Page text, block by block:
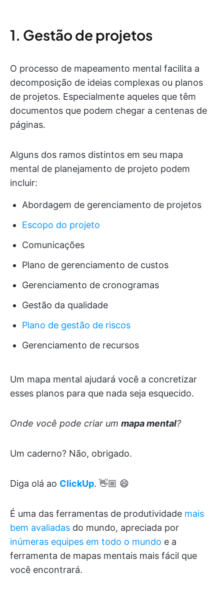
1. Gestão de projetos
O processo de mapeamento mental facilita a
decomposição de ideias complexas ou planos
de projetos. Especialmente aqueles que têm
documentos que podem chegar a centenas de
páginas.
Alguns dos ramos distintos em seu mapa
mental de planejamento de projeto podem
incluir:
Abordagem de gerenciamento de projetos
Escopo do projeto
Comunicações
Plano de gerenciamento de custos
Gerenciamento de cronogramas
Gestão da qualidade
Plano de gestão de riscos
Gerenciamento de recursos
Um mapa mental ajudará você a concretizar
esses planos para que nada seja esquecido.
Onde você pode criar um mapa mental?
Um caderno? Não, obrigado.
Diga olá ao ClickUp. 👋🏼 😄
É uma das ferramentas de produtividade mais
bem avaliadas do mundo, apreciada por
inúmeras equipes em todo o mundo e a
ferramenta de mapas mentais mais fácil que
você encontrará.